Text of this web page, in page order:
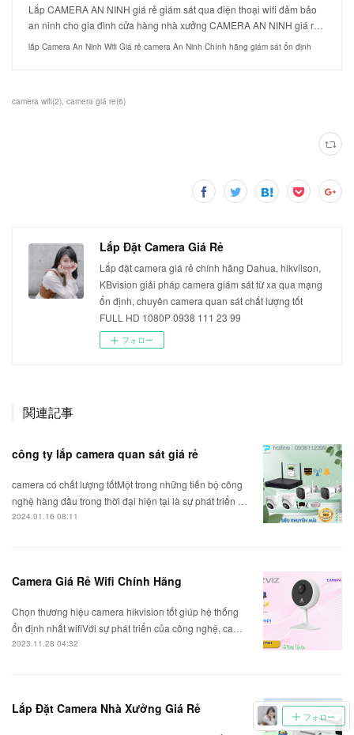
Lắp CAMERA AN NINH giá rẻ giám sát qua điện thoại wifi đảm bảo
an ninh cho gia đình cửa hàng nhà xưởng CAMERA AN NINH giá r…
lắp Camera An Ninh Wifi Giá rẻ camera An Ninh Chính hãng giám sát ổn định
camera wifi(2) camera giá re(6)
Lắp Đặt Camera Giá Rẻ
Lắp đặt camera giá rẻ chính hãng Dahua, hikviison,
KBvision giải pháp camera giám sát từ xa qua mạng
ổn định, chuyên camera quan sát chất lượng tốt
FULL HD 1080P 0938 111 23 99
フォロー
関連記事
công ty lắp camera quan sát giá rẻ
camera có chất lượng tốtMột trong những tiến bộ công
nghệ hàng đầu trong thời đại hiện tại là sự phát triển …
2024.01.16 08:11
Camera Giá Rẻ Wifi Chính Hãng
Chọn thương hiệu camera hikvision tốt giúp hệ thống
ổn định nhất wifiVới sự phát triển của công nghệ, ca…
2023.11.28 04:32
Lắp Đặt Camera Nhà Xưởng Giá Rẻ
フォロー